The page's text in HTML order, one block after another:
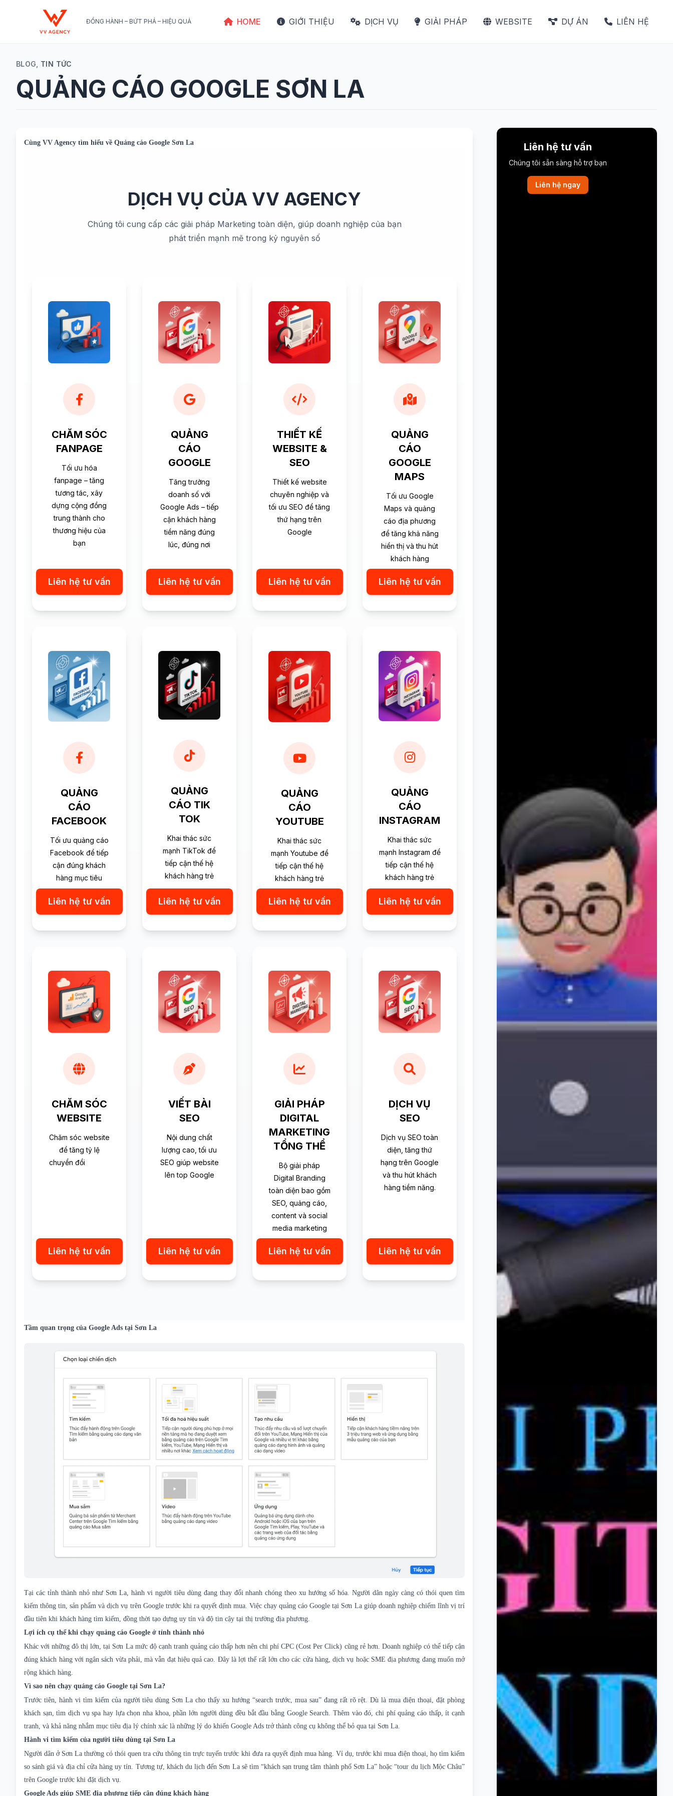
ĐỒNG HÀNH – BỨT PHÁ – HIỆU QUẢ HOME GIỚI THIỆU DỊCH VỤ GIẢI PHÁP WEBSITE DỰ ÁN LIÊN HỆ
BLOG, TIN TỨC
QUẢNG CÁO GOOGLE SƠN LA
Cùng VV Agency tìm hiểu về Quảng cáo Google Sơn La
DỊCH VỤ CỦA VV AGENCY
Chúng tôi cung cấp các giải pháp Marketing toàn diện, giúp doanh nghiệp của bạn
phát triển mạnh mẽ trong kỷ nguyên số
CHĂM SÓC
FANPAGE
Tối ưu hóa
fanpage – tăng
tương tác, xây
dựng cộng đồng
trung thành cho
thương hiệu của
bạn
Liên hệ tư vấn
QUẢNG
CÁO
GOOGLE
Tăng trưởng
doanh số với
Google Ads – tiếp
cận khách hàng
tiềm năng đúng
lúc, đúng nơi
Liên hệ tư vấn
THIẾT KẾ
WEBSITE &
SEO
Thiết kế website
chuyên nghiệp và
tối ưu SEO để tăng
thứ hạng trên
Google
Liên hệ tư vấn
QUẢNG
CÁO
GOOGLE
MAPS
Tối ưu Google
Maps và quảng
cáo địa phương
để tăng khả năng
hiển thị và thu hút
khách hàng
Liên hệ tư vấn
QUẢNG
CÁO
FACEBOOK
Tối ưu quảng cáo
Facebook để tiếp
cận đúng khách
hàng mục tiêu
Liên hệ tư vấn
QUẢNG
CÁO TIK
TOK
Khai thác sức
mạnh TikTok để
tiếp cận thế hệ
khách hàng trẻ
Liên hệ tư vấn
QUẢNG
CÁO
YOUTUBE
Khai thác sức
mạnh Youtube để
tiếp cận thế hệ
khách hàng trẻ
Liên hệ tư vấn
QUẢNG
CÁO
INSTAGRAM
Khai thác sức
mạnh Instagram để
tiếp cận thế hệ
khách hàng trẻ
Liên hệ tư vấn
CHĂM SÓC
WEBSITE
Chăm sóc website
để tăng tỷ lệ
chuyển đổi
Liên hệ tư vấn
VIẾT BÀI
SEO
Nội dung chất
lượng cao, tối ưu
SEO giúp website
lên top Google
Liên hệ tư vấn
GIẢI PHÁP
DIGITAL
MARKETING
TỔNG THỂ
Bộ giải pháp
Digital Branding
toàn diện bao gồm
SEO, quảng cáo,
content và social
media marketing
Liên hệ tư vấn
DỊCH VỤ
SEO
Dịch vụ SEO toàn
diện, tăng thứ
hạng trên Google
và thu hút khách
hàng tiềm năng.
Liên hệ tư vấn
Tầm quan trọng của Google Ads tại Sơn La
Tại các tỉnh thành nhỏ như Sơn La, hành vi người tiêu dùng đang thay đổi nhanh chóng theo xu hướng số hóa. Người dân ngày càng có thói quen tìm
kiếm thông tin, sản phẩm và dịch vụ trên Google trước khi ra quyết định mua. Việc chạyquảng cáo Google tại Sơn La giúp doanh nghiệp chiếm lĩnh vị trí
đầu tiên khi khách hàng tìm kiếm, đồng thời tạo dựng uy tín và độ tin cậy tại thị trường địa phương.
Lợi ích cụ thể khi chạy quảng cáo Google ở tỉnh thành nhỏ
Khác với những đô thị lớn, tại Sơn La mức độ cạnh tranh quảng cáo thấp hơn nên chi phí CPC (Cost Per Click) cũng rẻ hơn. Doanh nghiệp có thể tiếp cận
đúng khách hàng với ngân sách vừa phải, mà vẫn đạt hiệu quả cao. Đây là lợi thế rất lớn cho các cửa hàng, dịch vụ hoặc SME địa phương đang muốn mở
rộng khách hàng.
Vì sao nên chạy quảng cáo Google tại Sơn La?
Trước tiên, hành vi tìm kiếm của người tiêu dùng Sơn La cho thấy xu hướng “search trước, mua sau” đang rất rõ rệt. Dù là mua điện thoại, đặt phòng
khách sạn, tìm dịch vụ spa hay lựa chọn nha khoa, phần lớn người dùng đều bắt đầu bằng Google Search. Thêm vào đó, chi phí quảng cáo thấp, ít cạnh
tranh, và khả năng nhắm mục tiêu địa lý chính xác là những lý do khiến Google Ads trở thành công cụ không thể bỏ qua tại Sơn La.
Hành vi tìm kiếm của người tiêu dùng tại Sơn La
Người dân ở Sơn La thường có thói quen tra cứu thông tin trực tuyến trước khi đưa ra quyết định mua hàng. Ví dụ, trước khi mua điện thoại, họ tìm kiếm
so sánh giá và địa chỉ cửa hàng uy tín. Tương tự, khách du lịch đến Sơn La sẽ tìm “khách sạn trung tâm thành phố Sơn La” hoặc “tour du lịch Mộc Châu”
trên Google trước khi đặt dịch vụ.
Google Ads giúp SME địa phương tiếp cận đúng khách hàng
Liên hệ tư vấn
Chúng tôi sẵn sàng hỗ trợ bạn
Liên hệ ngay